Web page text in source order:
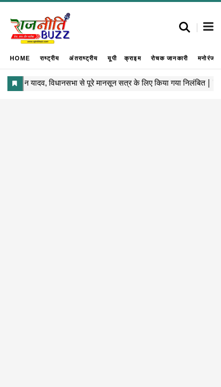
HOME राष्ट्रीय अंतराष्ट्रीय यूपी क्राइम रोचक जानकारी मनोरंजन